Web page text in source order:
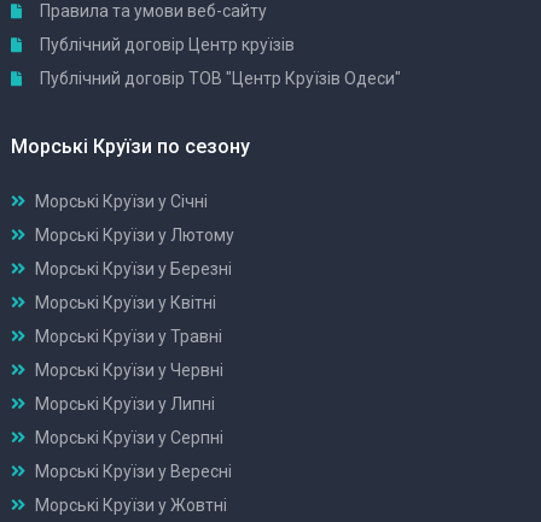
Правила та умови веб-сайту
Публічний договір Центр круїзів
Публічний договір ТОВ "Центр Круїзів Одеси"
Морські Круїзи по сезону
Морські Круїзи у Січні
Морські Круїзи у Лютому
Морські Круїзи у Березні
Морські Круїзи у Квітні
Морські Круїзи у Травні
Морські Круїзи у Червні
Морські Круїзи у Липні
Морські Круїзи у Серпні
Морські Круїзи у Вересні
Морські Круїзи у Жовтні